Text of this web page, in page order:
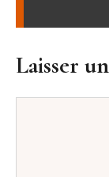
Laisser